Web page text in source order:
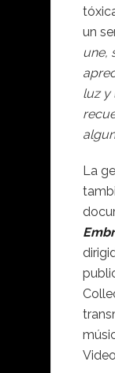
un
une,
luz y
La